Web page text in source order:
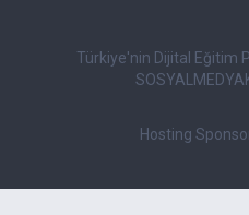
Türkiye'nin Dijital Eğitim
Hosting